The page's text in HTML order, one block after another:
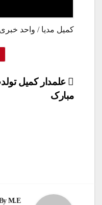
کمیل مدیا / واحد
راهبری
نوشته
علمدار کمیل
مبارک
M.E